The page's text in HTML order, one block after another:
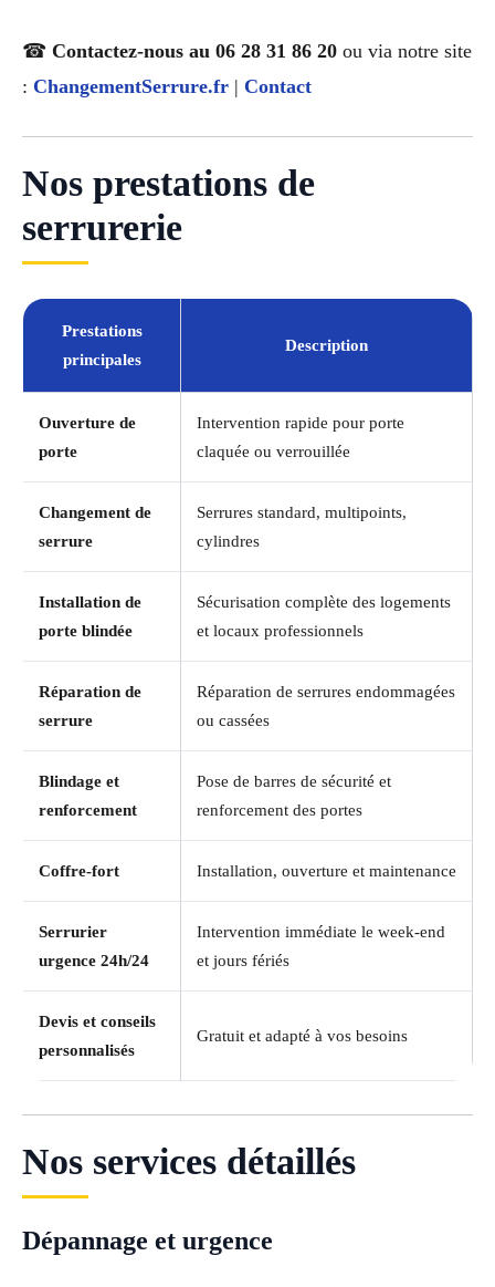
☎ Contactez-nous au 06 28 31 86 20 ou via notre site
: ChangementSerrure.fr | Contact
Nos prestations de
serrurerie
Prestations
principales
Description
Ouverture de
porte
Intervention rapide pour porte
claquée ou verrouillée
Changement de
serrure
Serrures standard, multipoints,
cylindres
Installation de
porte blindée
Sécurisation complète des logements
et locaux professionnels
Réparation de
serrure
Réparation de serrures endommagées
ou cassées
Blindage et
renforcement
Pose de barres de sécurité et
renforcement des portes
Coffre-fort Installation, ouverture et maintenance
Serrurier
urgence 24h/24
Intervention immédiate le week-end
et jours fériés
Devis et conseils
personnalisés
Gratuit et adapté à vos besoins
Nos services détaillés
Dépannage et urgence